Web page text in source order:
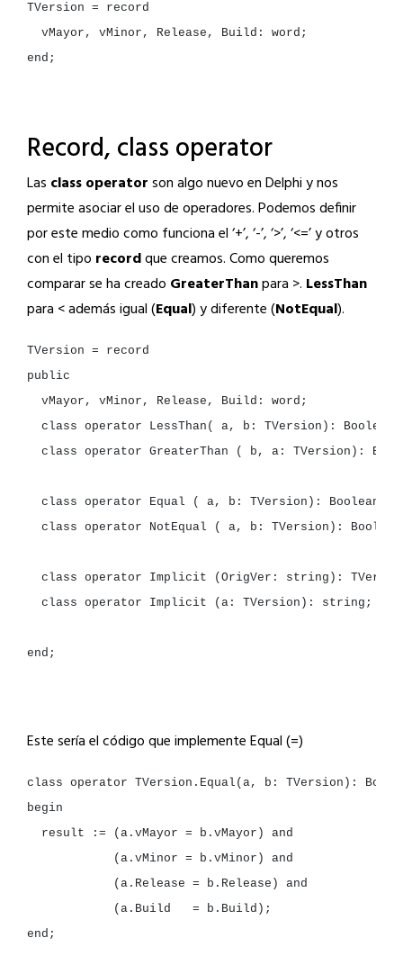
TVersion =
vMayor,
vMinor, Release, Build:
end ;
Record, class operator
Las class operatorson algo nuevo en Delphi y nos
permite asociar el uso de operadores. Podemos definir
por este medio como funciona el ‘+’, ‘-’, ‘>’, ‘<=’ y otros
con el tipo recordque creamos. Como queremos
comparar se ha creado GreaterThanpara >. LessThan
para < además igual (Equal) y diferente (NotEqual).
TVersion =
record
vMayor,
vMinor, Release, Build:
class operator LessThan( a, b: TVersion):
class operator GreaterThan ( b, a: TVersion):
class operator Equal ( a, b: TVersion):
class operator NotEqual ( a, b: TVersion):
class operator Implicit (OrigVer: string ):
class operator Implicit (a: TVersion): string ;
end ;
Este sería el código que implemente Equal (=)
class operator TVersion.Equal(a, b:
TVersion):
result
:= (a.vMayor = b.vMayor)
(a.vMinor = b.vMinor)
(a.Release = b.Release)
(a.Build
=
end ;